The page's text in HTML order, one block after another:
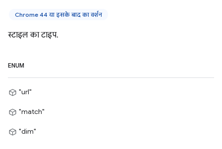
Chrome 44 या इसके बाद का वर्शन
स्टाइल का टाइप.
ENUM
"url"
"match"
"dim"